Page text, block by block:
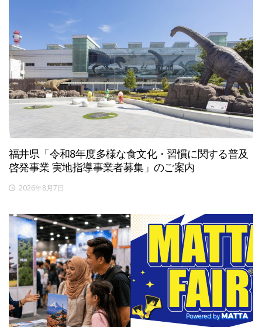
福井県「令和8年度多様な食文化・習慣に関する普及
啓発事業 実地指導事業者募集」のご案内
2026年8月7日